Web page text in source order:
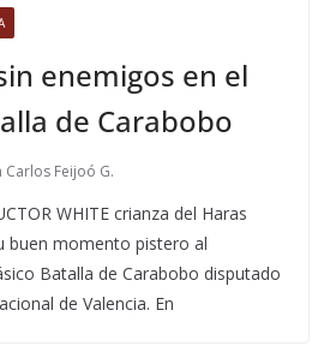
sin enemigos en el
de Carabobo
Carlos Feijoó G.
WHITE crianza del Haras
buen momento pistero al
Batalla de Carabobo disputado
de Valencia. En